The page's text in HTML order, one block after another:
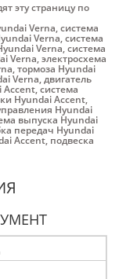
эту страницу по
Verna,система
Verna,система
Verna,система
Verna,электросхема
,тормоза Hyundai
Verna,двигатель
Accent,система
Hyundai Accent,
Hyundai
выпуска Hyundai
передач Hyundai
Accent, подвеска